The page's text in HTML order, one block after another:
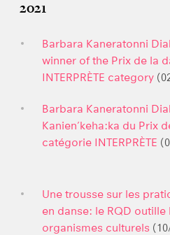
2021
Barbara Kaneratonni
winner of the Prix de la
INTERPRÈTE category
Barbara Kaneratonni
Kanien’keha:ka du Prix
catégorie INTERPRÈTE
Une trousse sur les
en danse: le RQD outille
organismes culturels